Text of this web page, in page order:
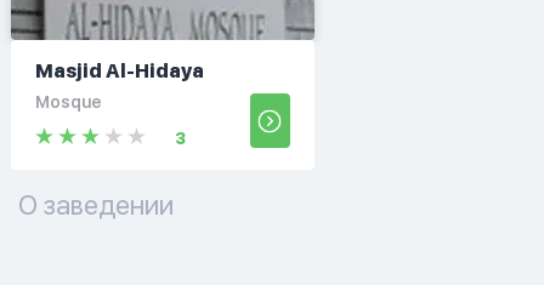
Masjid Al-Hidaya
Mosque
3
О заведении